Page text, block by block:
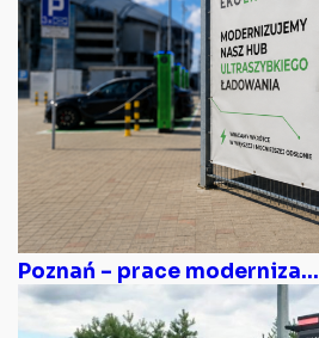
Poznań – prace moderniza...